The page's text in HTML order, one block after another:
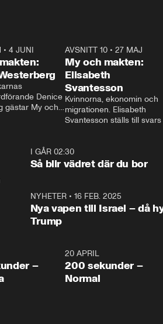
23:40
•4 JUNI
Denice
gästar My och
AVSNITT 10 •27 MAJ
My och makten:
Elisabeth
Svantesson
Kvinnorna, ekonomin och
migrationen. Elisabeth
Svantesson ställs till svars
I GÅR 02:30
Så blir vädret där du bor
NYHETER• 16 FEB. 2025
Nya vapen till Israel – då
Trump
4:23
–
20 APRIL
200 sekunder –
Normal